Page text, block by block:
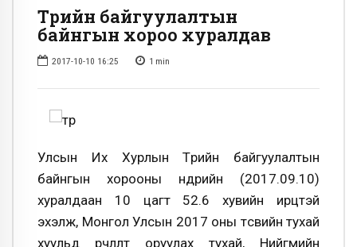
Төрийн байгуулалтын
байнгын хороо хуралдав
2017-10-10 16:25 1 min
Улсын Их Хурлын Төрийн байгуулалтын
байнгын хорооны өнөөдрийн (2017.09.10)
хуралдаан 10 цагт 52.6 хувийн ирцтэй
эхэлж, Монгол Улсын 2017 оны төсвийн тухай
хуульд өөрчлөлт оруулах тухай, Нийгмийн